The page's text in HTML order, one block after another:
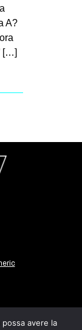
A?
[…]
avere la